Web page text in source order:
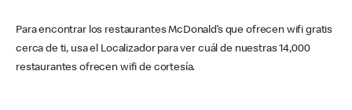
Para encontrar los restaurantes McDonald’s que ofrecen wifi gratis
cerca de ti, usa el Localizador para ver cuál de nuestras 14,000
restaurantes ofrecen wifi de cortesía.